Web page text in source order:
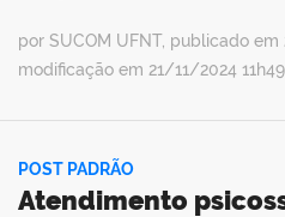
por SUCOM UFNT, publicado em
modificação em 21/11/2024 11h49
POST PADRÃO
Atendimento